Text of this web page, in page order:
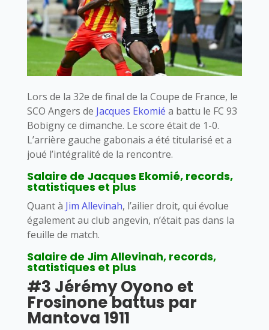
Lors de la 32e de final de la Coupe de France, le
SCO Angers de Jacques Ekomié a battu le FC 93
Bobigny ce dimanche. Le score était de 1-0.
L’arrière gauche gabonais a été titularisé et a
joué l’intégralité de la rencontre.
Salaire de Jacques Ekomié, records,
statistiques et plus
Quant à Jim Allevinah, l’ailier droit, qui évolue
également au club angevin, n’était pas dans la
feuille de match.
Salaire de Jim Allevinah, records,
statistiques et plus
#3 Jérémy Oyono et
Frosinone battus par
Mantova 1911